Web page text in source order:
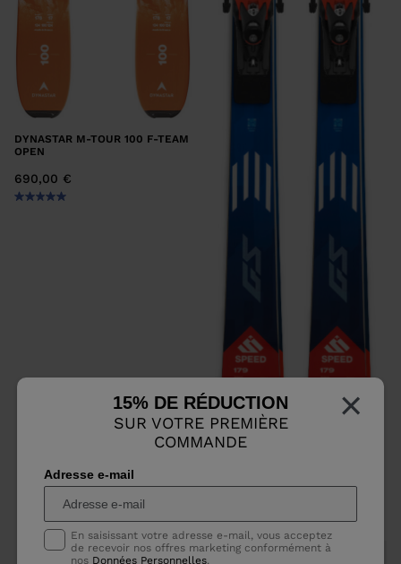
×
15% DE RÉDUCTION
SUR VOTRE PREMIÈRE
COMMANDE
Adresse e-mail
En saisissant votre adresse e-mail, vous acceptez
de recevoir nos offres marketing conformément à
nos Données Personnelles.
DYNASTAR M-TOUR 100 F-TEAM
OPEN
690,00 €
SKIS RACING UNISEXE SPEED
1.310,00 €